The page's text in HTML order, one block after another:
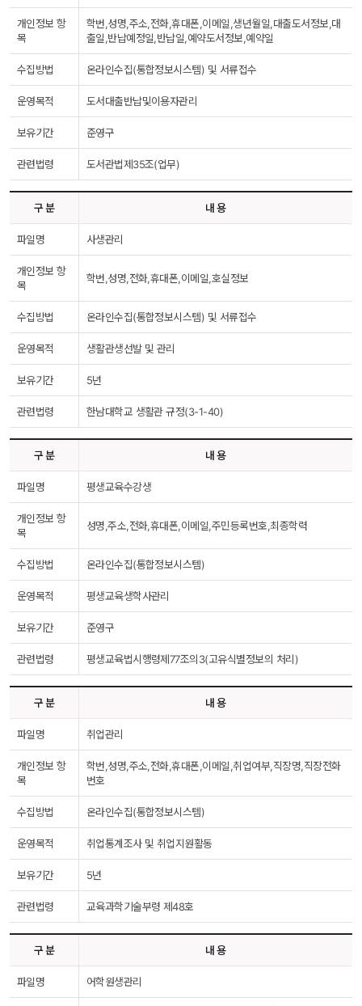
개인정보 항
목
학번,성명,주소,전화,휴대폰,이메일,생년월일,대출도서정보,대
출일,반납예정일,반납일,예약도서정보,예약일
수집방법 온라인수집(통합정보시스템) 및 서류접수
운영목적 도서대출반납및이용자관리
보유기간 준영구
관련법령 도서관법제35조(업무)
구 분 내 용
파일명 사생관리
개인정보 항
목
학번,성명,전화,휴대폰,이메일,호실정보
수집방법 온라인수집(통합정보시스템) 및 서류접수
운영목적 생활관생선발 및 관리
보유기간 5년
관련법령 한남대학교 생활관 규정(3-1-40)
구 분 내 용
파일명 평생교육수강생
개인정보 항
목
성명,주소,전화,휴대폰,이메일,주민등록번호,최종학력
수집방법 온라인수집(통합정보시스템)
운영목적 평생교육생학사관리
보유기간 준영구
관련법령 평생교육법시행령제77조의3(고유식별정보의 처리)
구 분 내 용
파일명 취업관리
개인정보 항
목
학번,성명,주소,전화,휴대폰,이메일,취업여부,직장명,직장전화
번호
수집방법 온라인수집(통합정보시스템)
운영목적 취업통계조사 및 취업지원활동
보유기간 5년
관련법령 교육과학기술부령 제48호
구 분 내 용
파일명 어학원생관리